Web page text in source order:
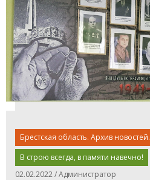
Брестская область. Архив новостей.
В строю всегда, в памяти навечно!
02.02.2022 / Администратор